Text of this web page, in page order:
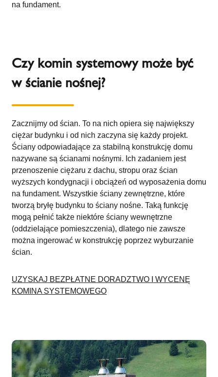
na fundament.
Czy komin systemowy może być
w ścianie nośnej?
Zacznijmy od ścian. To na nich opiera się największy
ciężar budynku i od nich zaczyna się każdy projekt.
Ściany odpowiadające za stabilną konstrukcję domu
nazywane są ścianami nośnymi. Ich zadaniem jest
przenoszenie ciężaru z dachu, stropu oraz ścian
wyższych kondygnacji i obciążeń od wyposażenia domu
na fundament. Wszystkie ściany zewnętrzne, które
tworzą bryłę budynku to ściany nośne. Taką funkcję
mogą pełnić także niektóre ściany wewnętrzne
(oddzielające pomieszczenia), dlatego nie zawsze
można ingerować w konstrukcję poprzez wyburzanie
ścian.
UZYSKAJ BEZPŁATNE DORADZTWO I WYCENĘ
KOMINA SYSTEMOWEGO